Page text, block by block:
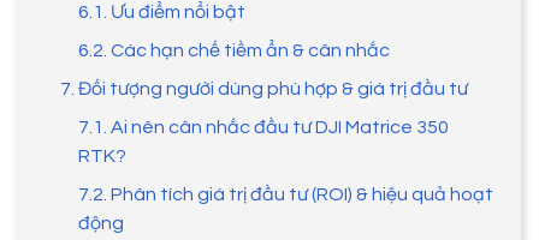
6.1. Ưu điểm nổi bật
6.2. Các hạn chế tiềm ẩn & cân nhắc
7. Đối tượng người dùng phù hợp & giá trị đầu tư
7.1. Ai nên cân nhắc đầu tư DJI Matrice 350
RTK?
7.2. Phân tích giá trị đầu tư (ROI) & hiệu quả hoạt
động